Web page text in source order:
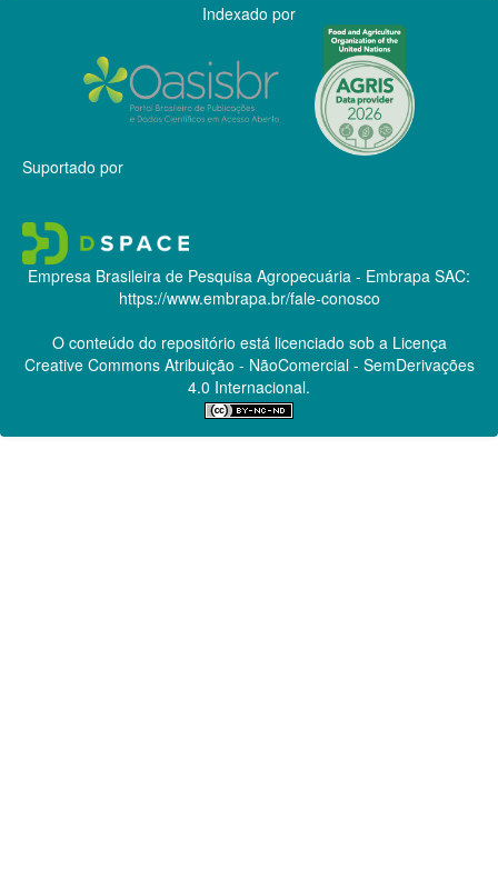
Indexado por
Suportado por
Empresa Brasileira de Pesquisa Agropecuária - Embrapa SAC:
https://www.embrapa.br/fale-conosco
O conteúdo do repositório está licenciado sob a Licença
Creative CommonsAtribuição - NãoComercial - SemDerivações
4.0 Internacional.